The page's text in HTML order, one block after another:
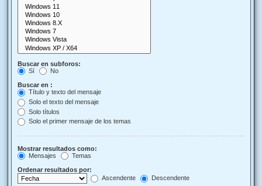
Buscar en subforos:
Sí
No
Buscar en :
Título y texto del mensaje
Solo el texto del mensaje
Solo títulos
Solo el primer mensaje de los temas
Mostrar resultados como:
Mensajes
Temas
Ordenar resultados por:
Ascendente
Descendente